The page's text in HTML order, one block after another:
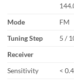
Mode
FM
Tuning Step
5 /
Receiver
Sensitivity
<